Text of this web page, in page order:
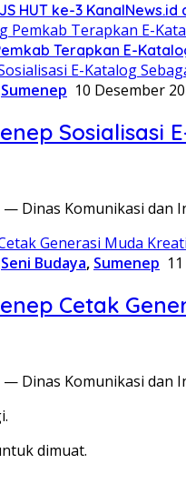
HUT ke-3
Terapkan E-
Sumenep 10 Desember
Sosialisasi
— Dinas Komunikasi
Seni Budaya, Sumenep
Cetak
— Dinas Komunikasi
dimuat.